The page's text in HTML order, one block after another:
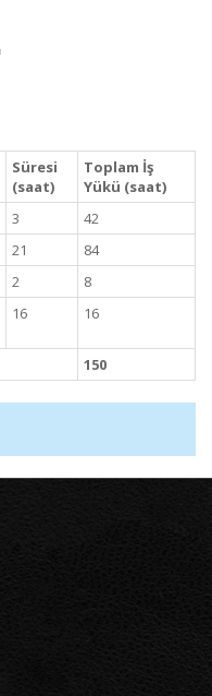
Süresi
(saat)
Toplam İş
Yükü (saat)
3
42
21
84
2
8
16 16
150